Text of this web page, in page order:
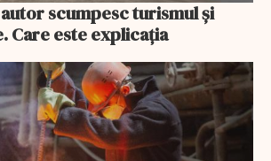
scumpesc turismul și
Care este explicația